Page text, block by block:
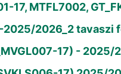
17, MTFL7002,
2025/2026_2 tavaszi
17) -